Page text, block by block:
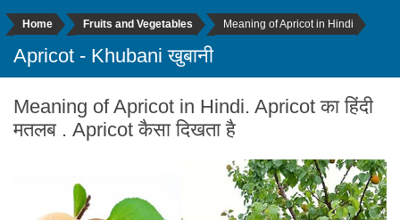
Home Fruits and Vegetables Meaning of Apricot in Hindi
Apricot - Khubani खुबानी
Meaning of Apricot in Hindi. Apricot का हिंदी
मतलब . Apricot कैसा दिखता है